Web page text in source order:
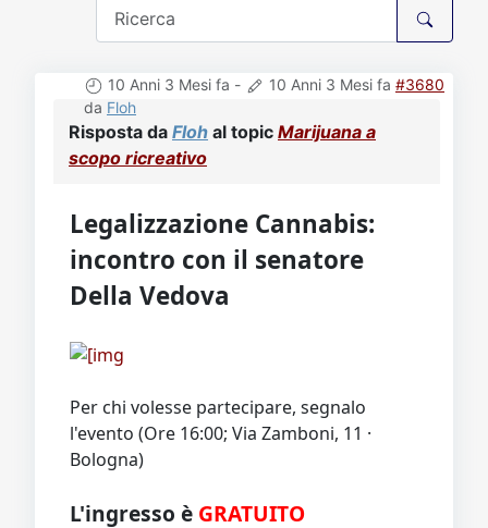
10 Anni 3 Mesi fa - 10 Anni 3 Mesi fa #3680
da Floh
Risposta da Floh al topic Marijuana a
scopo ricreativo
Legalizzazione Cannabis:
incontro con il senatore
Della Vedova
Per chi volesse partecipare, segnalo
l'evento (Ore 16:00; Via Zamboni, 11 ·
Bologna)
L'ingresso è GRATUITO